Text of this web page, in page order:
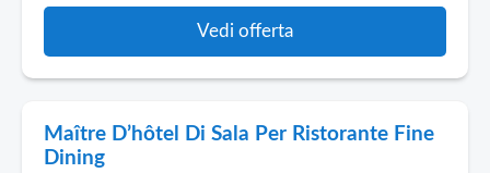
Vedi offerta
Maître D’hôtel Di Sala Per Ristorante Fine
Dining